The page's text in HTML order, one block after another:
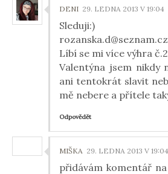
DENI 29. LEDNA 2013 V 19:04
Sleduji:)
rozanska.d@seznam.cz
Líbí se mi více výhra
Valentýna jsem nikdy
ani tentokrát slavit
mě nebere a přítele
Odpovědět
MIŠKA 29. LEDNA 2013 V 19:04
přidávám komentář